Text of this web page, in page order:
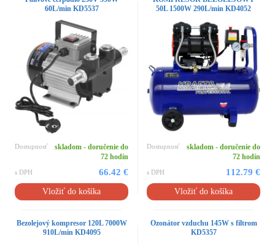
60L/min KD5537
Dostupnosť
skladom - doručenie do
72 hodín
s DPH 66.42 €
Vložiť do košíka
50L 1500W 290L/min KD4052
Dostupnosť
skladom - doručenie do
72 hodín
s DPH 112.79 €
Vložiť do košíka
Bezolejový kompresor 120L 7000W
910L/min KD4095
Ozonátor vzduchu 145W s filtrom
KD5357